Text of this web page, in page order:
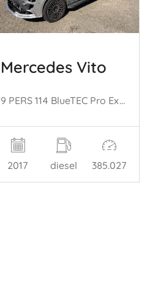
Mercedes Vito
9 PERS 114 BlueTEC Pro Extra Lang EURO 6
2017 diesel 385.027